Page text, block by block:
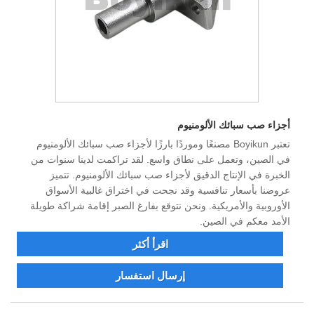
أجزاء صب سبائك الألومنيوم
تعتبر Boyikun مصنعًا وموردًا بارزًا لأجزاء صب سبائك الألومنيوم
في الصين، وتعمل على نطاق واسع. لقد تراكمت لدينا سنوات من
الخبرة في الإنتاج الدقيق لأجزاء صب سبائك الألومنيوم. تتميز
عروضنا بأسعار تنافسية وقد نجحت في اختراق غالبية الأسواق
الأوروبية والأمريكية. ونحن نتوقع بفارغ الصبر إقامة شراكة طويلة
الأمد معكم في الصين.
اقرأ أكثر
إرسال استفسار